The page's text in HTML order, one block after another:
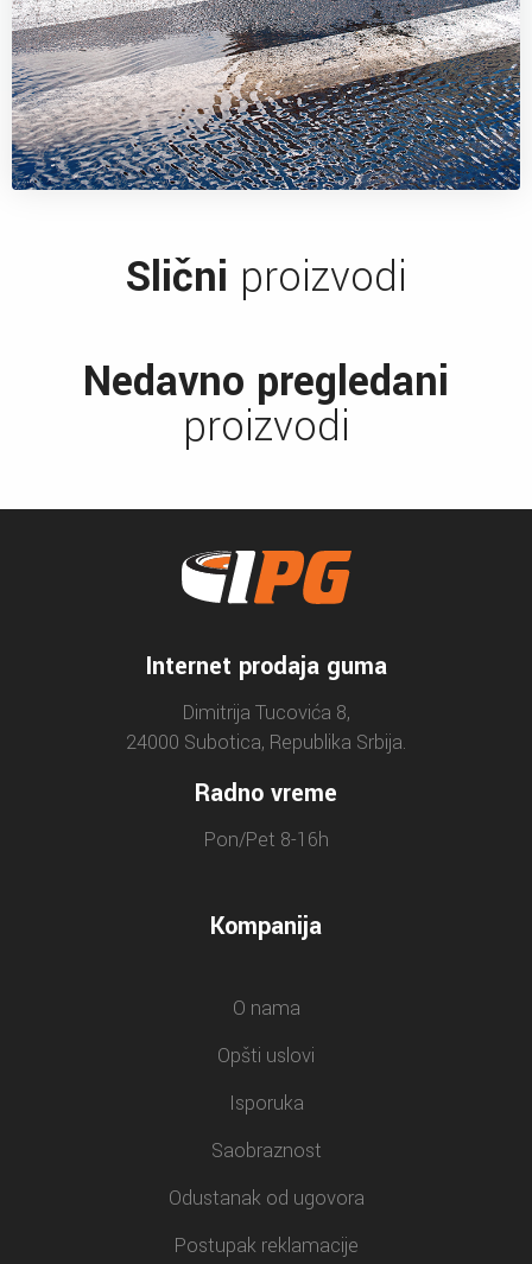
Slični proizvodi
Nedavno pregledani
proizvodi
Internet prodaja guma
Dimitrija Tucovića 8,
24000 Subotica, Republika Srbija.
Radno vreme
Pon/Pet 8-16h
Kompanija
O nama
Opšti uslovi
Isporuka
Saobraznost
Odustanak od ugovora
Postupak reklamacije